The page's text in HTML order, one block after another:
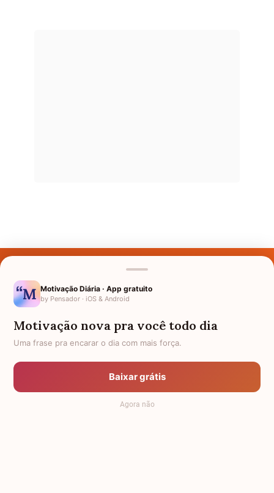
Nomes pelo Mundo
Política de Privacidade
Anuncie
Termos de Uso
Motivação Diária · App gratuito
by Pensador · iOS & Android
Motivação nova pra você todo dia
Uma frase pra encarar o dia com mais força.
Baixar grátis
Agora não